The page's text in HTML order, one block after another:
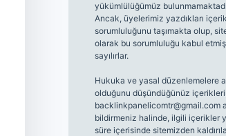
yükümlülüğümüz
Ancak, üyelerimiz yazdıkları
sorumluluğunu taşımakta olup,
olarak bu sorumluluğu kabul etmiş
sayılırlar.
Hukuka ve yasal düzenlemelere
olduğunu düşündüğünüz
backlinkpanelicomtr@gmail.com
bildirmeniz halinde, ilgili içerikler
süre içerisinde sitemizden